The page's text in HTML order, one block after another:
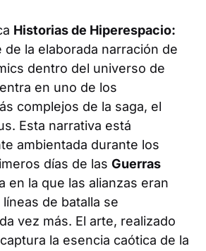
Historias de Hiperespacio:
de la elaborada narración de
dentro del universo de
en uno de los
complejos de la saga, el
Esta narrativa está
ambientada durante los
días de las Guerras
en la que las alianzas eran
de batalla se
vez más. El arte, realizado
la esencia caótica de la